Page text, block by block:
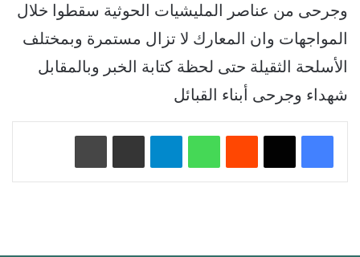
وجرحى من عناصر المليشيات الحوثية سقطوا خلال
المواجهات وان المعارك لا تزال مستمرة وبمختلف
الأسلحة الثقيلة حتى لحظة كتابة الخبر وبالمقابل
شهداء وجرحى أبناء القبائل
واتساب تيلقرام